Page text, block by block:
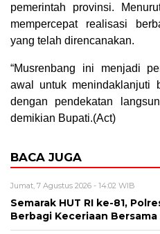
pemerintah provinsi.
mempercepat realisasi
yang telah direncanakan.
“Musrenbang ini menjadi
awal untuk menindaklanjuti
dengan pendekatan
demikian Bupati.(Act)
BACA JUGA
Jumat, 7 Agustus 2026 - 14:02 WIB
Semarak HUT RI ke-81,
Berbagi Keceriaan